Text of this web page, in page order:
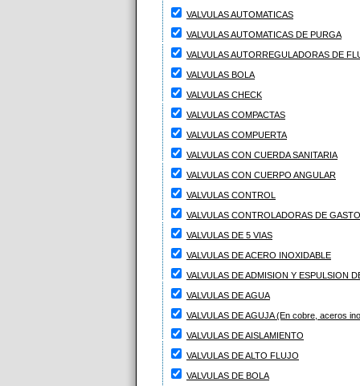
VALVULAS AUTOMATICAS
VALVULAS AUTOMATICAS DE PURGA
VALVULAS AUTORREGULADORAS DE
VALVULAS BOLA
VALVULAS CHECK
VALVULAS COMPACTAS
VALVULAS COMPUERTA
VALVULAS CON CUERDA SANITARIA
VALVULAS CON CUERPO ANGULAR
VALVULAS CONTROL
VALVULAS CONTROLADORAS DE GASTO
VALVULAS DE 5 VIAS
VALVULAS DE ACERO INOXIDABLE
VALVULAS DE ADMISION Y ESPULSION
VALVULAS DE AGUA
VALVULAS DE AGUJA (En cobre, aceros
VALVULAS DE AISLAMIENTO
VALVULAS DE ALTO FLUJO
VALVULAS DE BOLA